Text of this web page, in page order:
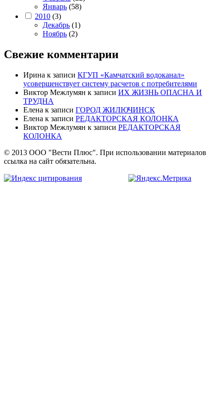
Январь (58)
2010 (3)
Декабрь (1)
Ноябрь (2)
Свежие комментарии
Ирина к записи КГУП «Камчатский водоканал»
усовершенствует систему расчетов с потребителями
Виктор Межлумян к записи ИХ ЖИЗНЬ ОПАСНА И
ТРУДНА
Елена к записи ГОРОД ЖИЛЮЧИНСК
Елена к записи РЕДАКТОРСКАЯ КОЛОНКА
Виктор Межлумян к записи РЕДАКТОРСКАЯ
КОЛОНКА
© 2013 ООО "Вести Плюс". При использовании материалов
ссылка на сайт обязательна.